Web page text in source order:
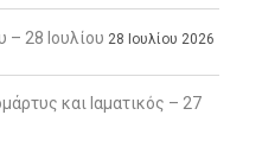
– 28 Ιουλίου 28 Ιουλίου 2026
και Ιαματικός – 27